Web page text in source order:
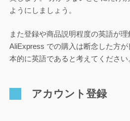
ようにしましょう。
また登録や商品説明程度の英語が理
AliExpress での購入は断念した方
本的に英語であると考えてください
アカウント登録